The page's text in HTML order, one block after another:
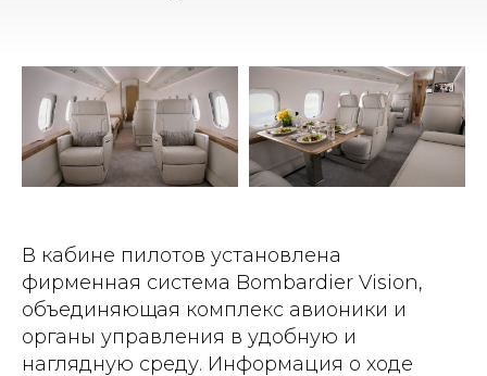
В кабине пилотов установлена
фирменная система Bombardier Vision,
объединяющая комплекс авионики и
органы управления в удобную и
наглядную среду. Информация о ходе